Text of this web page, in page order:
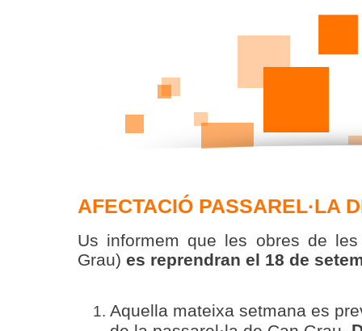
AFECTACIÓ PASSAREL·LA
Us informem que les obres de
Grau) es reprendran el 18 de
Aquella mateixa setmana es